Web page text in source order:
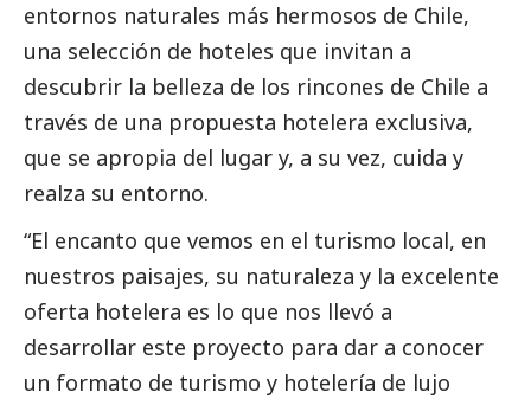
entornos naturales más hermosos de Chile,
una selección de hoteles que invitan a
descubrir la belleza de los rincones de Chile a
través de una propuesta hotelera exclusiva,
que se apropia del lugar y, a su vez, cuida y
realza su entorno.
“El encanto que vemos en el turismo local, en
nuestros paisajes, su naturaleza y la excelente
oferta hotelera es lo que nos llevó a
desarrollar este proyecto para dar a conocer
un formato de turismo y hotelería de lujo